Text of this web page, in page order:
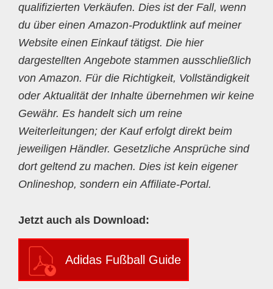
qualifizierten Verkäufen. Dies ist der Fall, wenn
du über einen Amazon-Produktlink auf meiner
Website einen Einkauf tätigst. Die hier
dargestellten Angebote stammen ausschließlich
von Amazon. Für die Richtigkeit, Vollständigkeit
oder Aktualität der Inhalte übernehmen wir keine
Gewähr. Es handelt sich um reine
Weiterleitungen; der Kauf erfolgt direkt beim
jeweiligen Händler. Gesetzliche Ansprüche sind
dort geltend zu machen. Dies ist kein eigener
Onlineshop, sondern ein Affiliate-Portal.
Jetzt auch als Download:
Adidas Fußball Guide